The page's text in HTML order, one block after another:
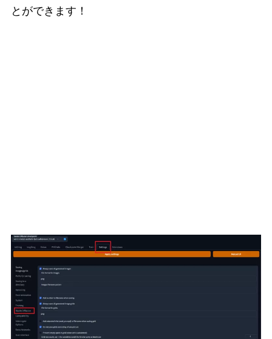
とができます！